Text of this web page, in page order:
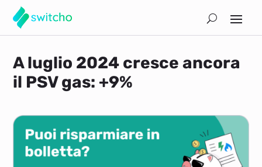
A luglio 2024 cresce ancora
il PSV gas: +9%